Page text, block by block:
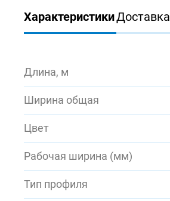
ХарактеристикиДоставка
Длина, м
Ширина общая
Цвет
Рабочая ширина (мм)
Тип профиля